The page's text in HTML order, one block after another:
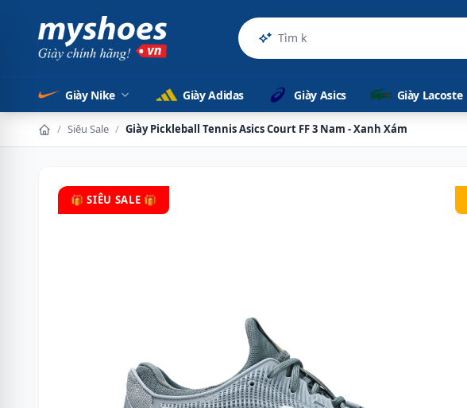
Sản phẩm c
Giày Nike Giày Adidas Giày Asics Giày Lacoste
/ Siêu Sale / Giày Pickleball Tennis Asics Court FF 3 Nam - Xanh Xám
🎁 SIÊU SALE 🎁